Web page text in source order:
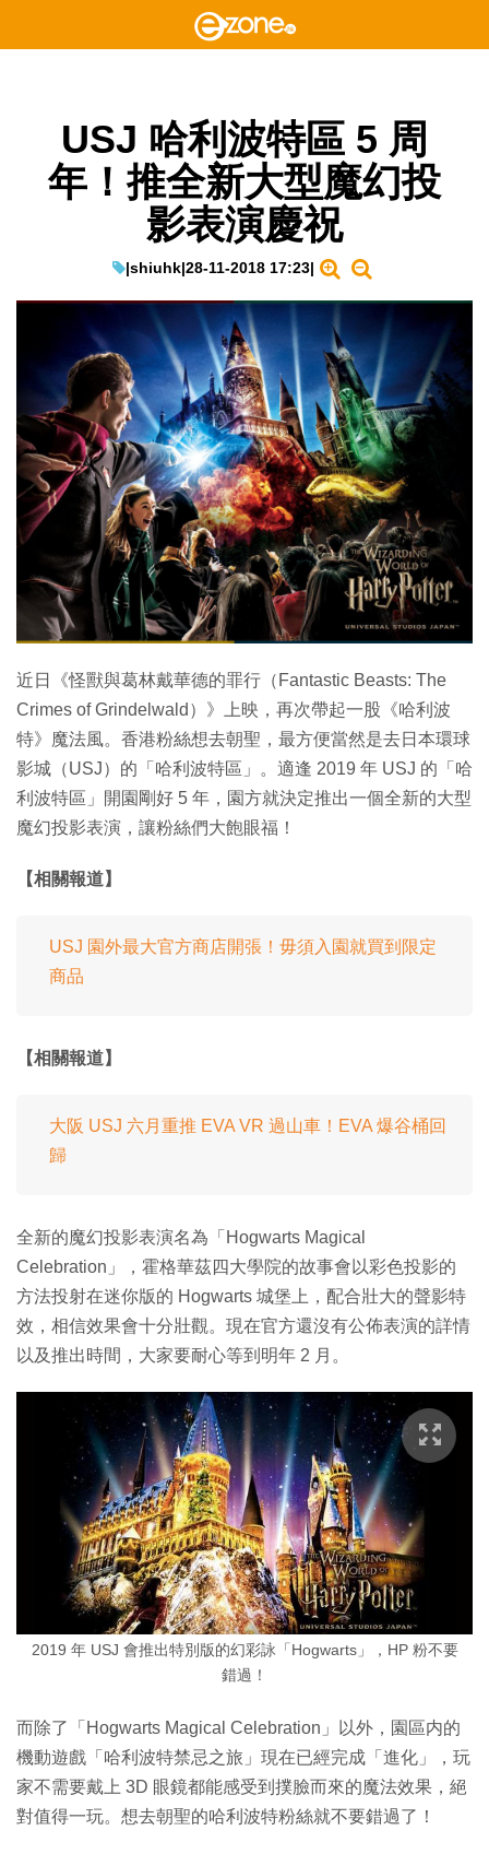
USJ 哈利波特區 5 周
年！推全新大型魔幻投
影表演慶祝
|shiuhk|28-11-2018 17:23|
近日《怪獸與葛林戴華德的罪行（Fantastic Beasts: The
Crimes of Grindelwald）》上映，再次帶起一股《哈利波
特》魔法風。香港粉絲想去朝聖，最方便當然是去日本環球
影城（USJ）的「哈利波特區」。適逢 2019 年 USJ 的「哈
利波特區」開園剛好 5 年，園方就決定推出一個全新的大型
魔幻投影表演，讓粉絲們大飽眼福！
【相關報道】
USJ 園外最大官方商店開張！毋須入園就買到限定
商品
【相關報道】
大阪 USJ 六月重推 EVA VR 過山車！EVA 爆谷桶回
歸
全新的魔幻投影表演名為「Hogwarts Magical
Celebration」，霍格華茲四大學院的故事會以彩色投影的
方法投射在迷你版的 Hogwarts 城堡上，配合壯大的聲影特
效，相信效果會十分壯觀。現在官方還沒有公佈表演的詳情
以及推出時間，大家要耐心等到明年 2 月。
2019 年 USJ 會推出特別版的幻彩詠「Hogwarts」，HP 粉不要
錯過！
而除了「Hogwarts Magical Celebration」以外，園區内的
機動遊戲「哈利波特禁忌之旅」現在已經完成「進化」，玩
家不需要戴上 3D 眼鏡都能感受到撲臉而來的魔法效果，絕
對值得一玩。想去朝聖的哈利波特粉絲就不要錯過了！